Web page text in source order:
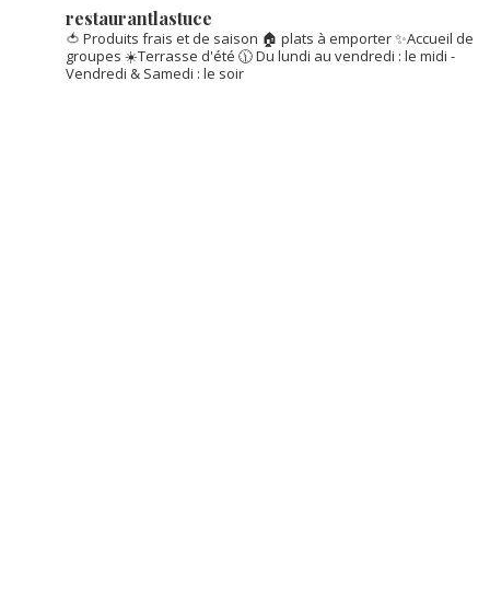
restaurantlastuce
🍅 Produits frais et de saison 🏠 plats à emporter✨Accueil de
groupes ☀️Terrasse d'été 🕦 Du lundi au vendredi : le midi -
Vendredi & Samedi : le soir